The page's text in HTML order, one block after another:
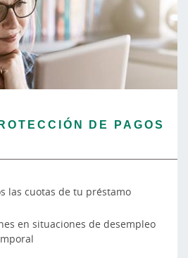
DE PAGOS
las cuotas de tu préstamo
en situaciones de desempleo